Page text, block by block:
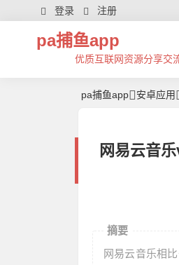
登录 注册
pa捕鱼app
优质互联网资源分享交
pa捕鱼app 安卓应用
网易云音
摘要
网易云音乐相